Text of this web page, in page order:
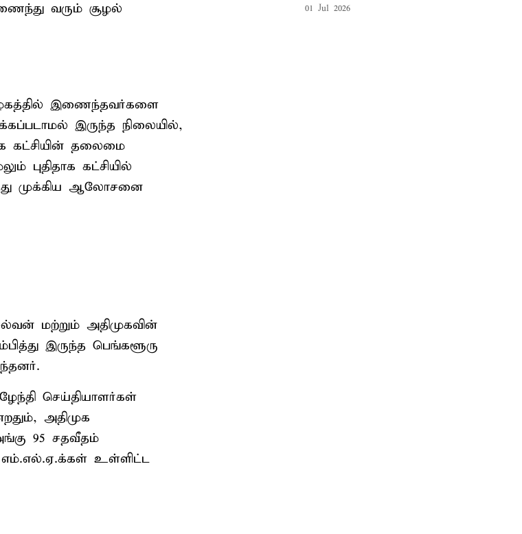
வரும் சூழல்
கழகத்தில் இணைந்தவர்களை
இருந்த நிலையில்,
கட்சியின் தலைமை
புதிதாக கட்சியில்
முக்கிய ஆலோசனை
மற்றும் அதிமுகவின்
இருந்த பெங்களூரு
செய்தியாளர்கள்
அதிமுக
95 சதவீதம்
உள்ளிட்ட
01 Jul 2026